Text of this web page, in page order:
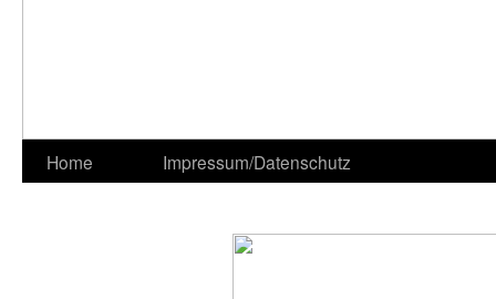
Home Impressum/Datenschutz